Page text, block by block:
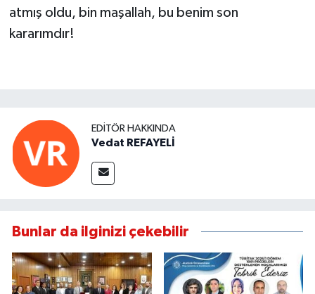
atmış oldu, bin maşallah, bu benim son
kararımdır!
EDITÖR HAKKINDA
Vedat REFAYELİ
Bunlar da ilginizi çekebilir